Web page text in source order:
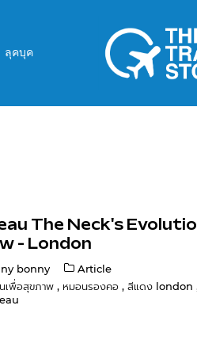
ลุคบุค
The Neck's
- London
bonny
Article
เพื่อสุขภาพ ,หมอนรองคอ ,สีแดง london